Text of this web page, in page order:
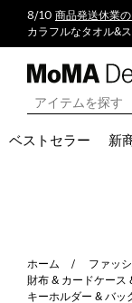
8/10 商品発送休業
カラフルなタオル&ス
ベストセラー 新
ホーム
ファッ
財布 & カードケース
キーホルダー & バッ